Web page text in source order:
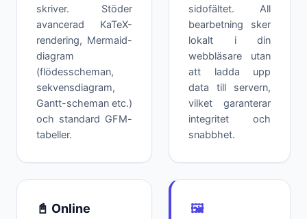
skriver. Stöder
avancerad KaTeX-
rendering, Mermaid-
diagram
(flödesscheman,
sekvensdiagram,
Gantt-scheman etc.)
och standard GFM-
tabeller.
sidofältet. All
bearbetning sker
lokalt i din
webbläsare utan
att ladda upp
data till servern,
vilket garanterar
integritet och
snabbhet.
📓 Online
🖼️